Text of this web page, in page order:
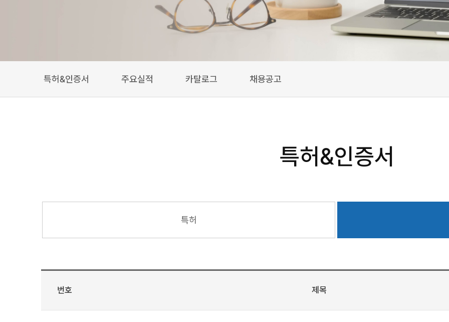
특허&인증서 주요실적 카탈로그 채용공고
특허&인증서
특허
번호 제목